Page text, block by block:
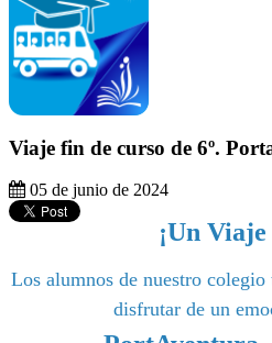
Viaje fin de curso de 6º.
05 de junio de 2024
¡Un
Los alumnos de nuestro
disfrutar de un